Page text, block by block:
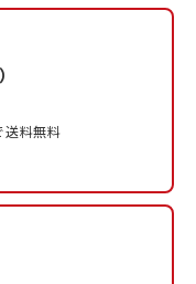
送料無料